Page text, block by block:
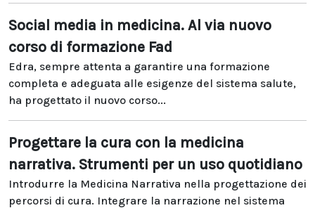
Social media in medicina. Al via nuovo
corso di formazione Fad
Edra, sempre attenta a garantire una formazione
completa e adeguata alle esigenze del sistema salute,
ha progettato il nuovo corso...
Progettare la cura con la medicina
narrativa. Strumenti per un uso quotidiano
Introdurre la Medicina Narrativa nella progettazione dei
percorsi di cura. Integrare la narrazione nel sistema